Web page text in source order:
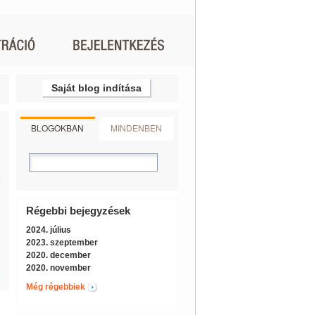
Saját blog indítása
BLOGOKBAN MINDENBEN
Régebbi bejegyzések
2024. július
2023. szeptember
2020. december
2020. november
Még régebbiek